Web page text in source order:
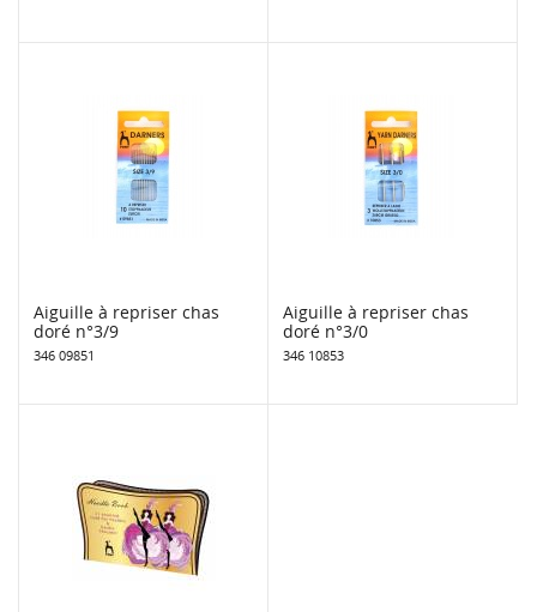
Aiguille à repriser chas
doré n°3/9
346 09851
Aiguille à repriser chas
doré n°3/0
346 10853